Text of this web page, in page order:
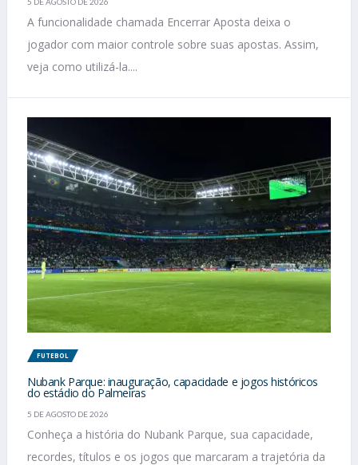
A funcionalidade chamada Encerrar Aposta deixa o
jogador com maior controle sobre suas apostas. Assim,
veja como utilizá-la....
FUTEBOL
Nubank Parque: inauguração, capacidade e jogos históricos
do estádio do Palmeiras
5 DE AGOSTO DE 2026
Conheça a história do Nubank Parque, sua capacidade,
recordes, títulos e os jogos que marcaram a trajetória da